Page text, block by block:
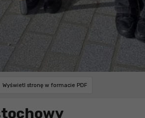
Wyświetl stronę w formacie PDF